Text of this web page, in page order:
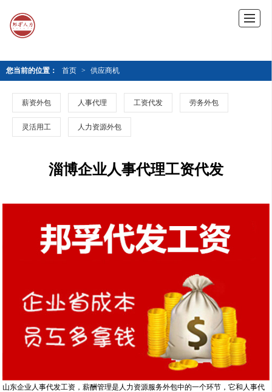
您当前的位置： 首页 > 供应商机
薪资外包 人事代理 工资代发 劳务外包
灵活用工 人力资源外包
淄博企业人事代理工资代发
山东企业人事代发工资，薪酬管理是人力资源服务外包中的一个环节，它和人事代